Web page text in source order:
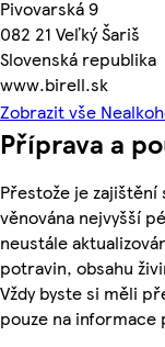
Pivovarská 9
082 21 Veľký Šariš
Slovenská republika
www.birell.sk
Zobrazit vše
Příprava a
Přestože je
věnována nejvyšší
neustále
potravin, obsahu
Vždy byste si měli
pouze na